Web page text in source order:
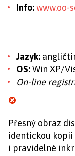
Info:www.oo-
Jazyk:
OS:Win XP/
On-line
Přesný obraz
identickou
i pravidelné